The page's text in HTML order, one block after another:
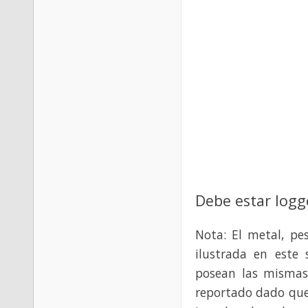
Debe estar
Nota: El metal,
ilustrada en este
posean las
reportado dado